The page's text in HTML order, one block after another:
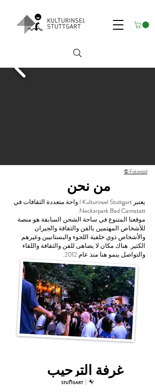
© Fotonoid
من نحن
يعتبر l Kulturinsel Stuttgart واحة متعددة الثقافات في
Neckarpark Bad Cannstatt.
موقعنا المتنوع في ساحة الشحن السابقة هو منصة
للأشخاص المهتمين بالفن والثقافة والجيران
والأشخاص ذوي خلفية اللجوء والبستانيين وغيرهم
الكثير. هناك مكان لا يضاهى للفن والثقافة واللقاء
والتواصل ينمو هنا منذ عام 2012.
غرفة الترحيب